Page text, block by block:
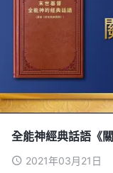
全能神經典話語《
2021年03月21日